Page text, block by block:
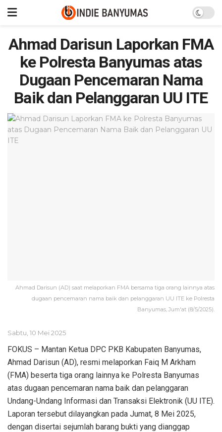
Ahmad Darisun Laporkan FMA
ke Polresta Banyumas atas
Dugaan Pencemaran Nama
Baik dan Pelanggaran UU ITE
Ahmad Darisun (AD) saat melaporkan FMA bersama tiga orang lainnya atas
dugaan pencemaran nama baik dan pelanggaran UU ITE ke Polresta
Banyumas, Jum'at (8/5/2025).
Sabtu, 10 Mei 2025
FOKUS – Mantan Ketua DPC PKB Kabupaten Banyumas,
Ahmad Darisun (AD), resmi melaporkan Faiq M Arkham
(FMA) beserta tiga orang lainnya ke Polresta Banyumas
atas dugaan pencemaran nama baik dan pelanggaran
Undang-Undang Informasi dan Transaksi Elektronik (UU ITE).
Laporan tersebut dilayangkan pada Jumat, 8 Mei 2025,
dengan disertai sejumlah barang bukti yang dianggap